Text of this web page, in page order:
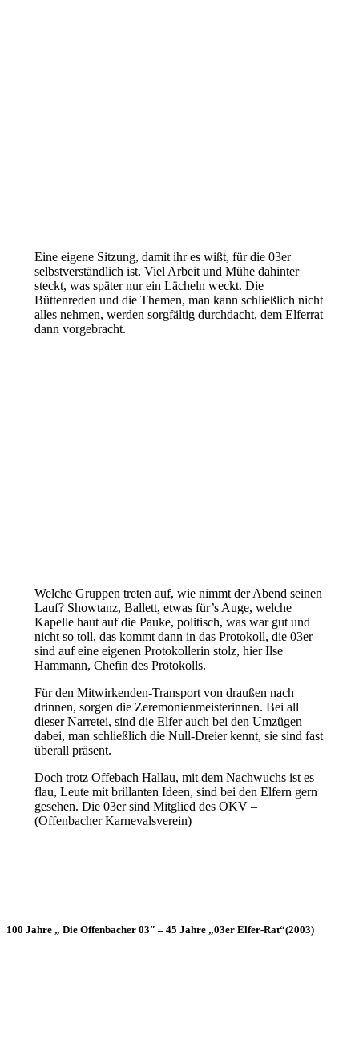
Eine eigene Sitzung, damit ihr es wißt, für die 03er
selbstverständlich ist. Viel Arbeit und Mühe dahinter
steckt, was später nur ein Lächeln weckt. Die
Büttenreden und die Themen, man kann schließlich nicht
alles nehmen, werden sorgfältig durchdacht, dem Elferrat
dann vorgebracht.
Welche Gruppen treten auf, wie nimmt der Abend seinen
Lauf? Showtanz, Ballett, etwas für’s Auge, welche
Kapelle haut auf die Pauke, politisch, was war gut und
nicht so toll, das kommt dann in das Protokoll, die 03er
sind auf eine eigenen Protokollerin stolz, hier Ilse
Hammann, Chefin des Protokolls.
Für den Mitwirkenden-Transport von draußen nach
drinnen, sorgen die Zeremonienmeisterinnen. Bei all
dieser Narretei, sind die Elfer auch bei den Umzügen
dabei, man schließlich die Null-Dreier kennt, sie sind fast
überall präsent.
Doch trotz Offebach Hallau, mit dem Nachwuchs ist es
flau, Leute mit brillanten Ideen, sind bei den Elfern gern
gesehen. Die 03er sind Mitglied des OKV –
(Offenbacher Karnevalsverein)
100 Jahre „ Die Offenbacher 03″ – 45 Jahre „03er Elfer-Rat“(2003)